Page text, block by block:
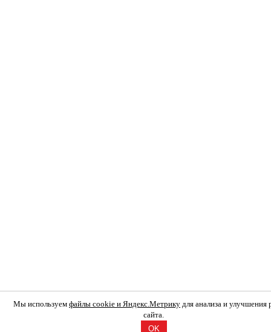
Мы используем файлы cookie и Яндекс.Метрику для анализа и улучшения
сайта.
OK